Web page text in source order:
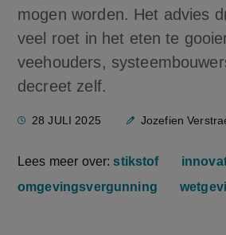
mogen worden. Het advies
veel roet in het eten te
veehouders,
decreet zelf.
28 JULI 2025 Jozefien
Lees meer over:stikstof
omgevingsvergunning